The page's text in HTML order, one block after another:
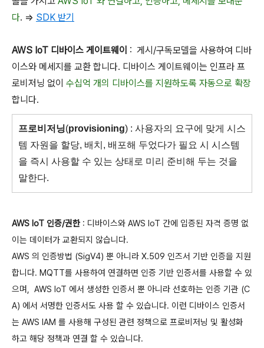
다. => SDK 받기
AWS IoT 디바이스 게이트웨이 : 게시/구독모델을 사용하여 디바
이스와 메세지를 교환 합니다. 디바이스 게이트웨이는 인프라 프
로비저닝 없이 수십억 개의 디바이스를 지원하도록 자동으로 확장
합니다.
프로비저닝(provisioning) : 사용자의 요구에 맞게 시스
템 자원을 할당, 배치, 배포해 두었다가 필요 시 시스템
을 즉시 사용할 수 있는 상태로 미리 준비해 두는 것을
말한다.
AWS IoT 인증/권한 : 디바이스와 AWS IoT 간에 입증된 자격 증명 없
이는 데이터가 교환되지 않습니다.
AWS 의 인증방법 (SigV4) 뿐 아니라 X.509 인즈서 기반 인증을 지원
합니다. MQTT를 사용하여 연결하면 인증 기반 인증서를 사용할 수 있
으며, AWS IoT 에서 생성한 인증서 뿐 아니라 선호하는 인증 기관 (C
A) 에서 서명한 인증서도 사용 할 수 있습니다. 이런 디바이스 인증서
는 AWS IAM 를 사용해 구성된 관련 정책으로 프로비저닝 및 활성화
하고 해당 정책과 연결 할 수 있습니다.